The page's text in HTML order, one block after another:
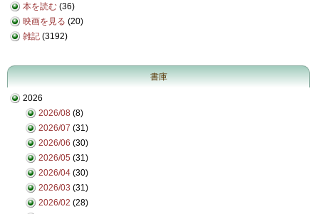
本を読む (36)
映画を見る (20)
雑記 (3192)
書庫
2026
2026/08 (8)
2026/07 (31)
2026/06 (30)
2026/05 (31)
2026/04 (30)
2026/03 (31)
2026/02 (28)